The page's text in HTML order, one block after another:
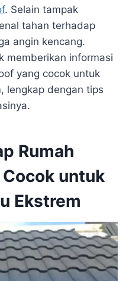
. Selain tampak
tahan terhadap
angin kencang.
memberikan informasi
yang cocok untuk
lengkap dengan tips
Rumah
untuk
Ekstrem